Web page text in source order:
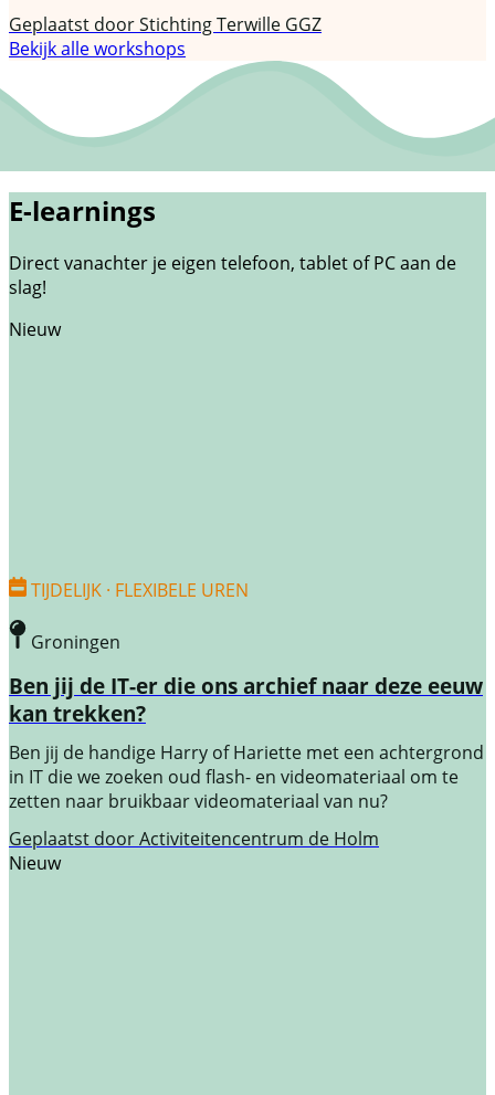
Geplaatst doorStichting Terwille GGZ
Bekijk alle workshops
E-learnings
Direct vanachter je eigen telefoon, tablet of PC aan de
slag!
Nieuw
TIJDELIJK · FLEXIBELE UREN
Groningen
Ben jij de IT-er die ons archief naar deze eeuw
kan trekken?
Ben jij de handige Harry of Hariette met een achtergrond
in IT die we zoeken oud flash- en videomateriaal om te
zetten naar bruikbaar videomateriaal van nu?
Geplaatst doorActiviteitencentrum de Holm
Nieuw